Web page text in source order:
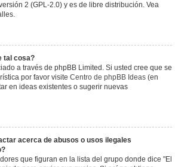
2 (GPL-2.0) y es de libre distribución. Vea
tal cosa?
a través de phpBB Limited. Si usted cree que se
por favor visite Centro de phpBB Ideas (en
en ideas existentes o sugerir nuevas
acerca de abusos o usos ilegales
que figuran en la lista del grupo donde dice "El